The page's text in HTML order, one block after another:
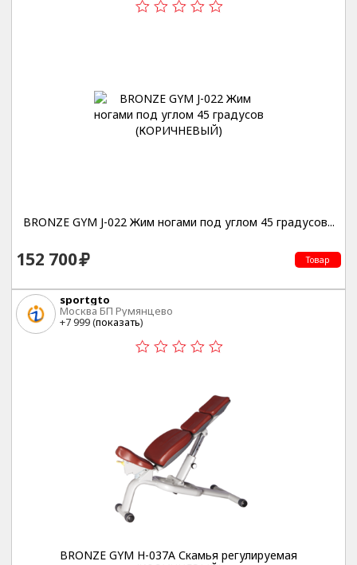
BRONZE GYM J-022 Жим ногами под углом 45 градусов...
152 700 Товар
sportgto
Москва БП Румянцево
+7 999 (показать)
BRONZE GYM H-037A Скамья регулируемая